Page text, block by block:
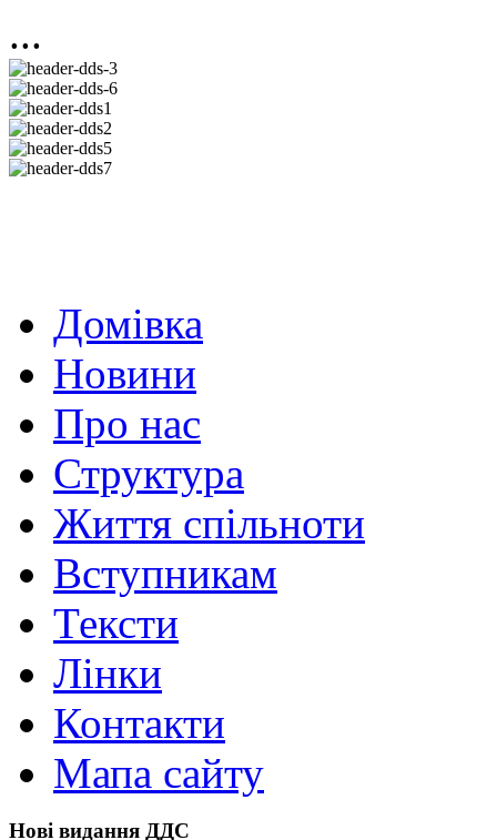
...
Домівка
Новини
Про нас
Структура
Життя спільноти
Вступникам
Тексти
Лінки
Контакти
Мапа сайту
Нові видання ДДС